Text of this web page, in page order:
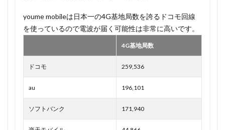
youme mobileは日本一の4G基地局数を誇るドコモ回線
を使っているので電波が届く可能性は非常に高いです。
4G基地局数
ドコモ 259,536
au 196,101
ソフトバンク 171,940